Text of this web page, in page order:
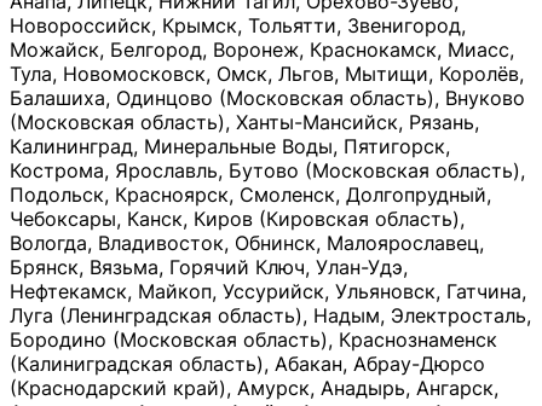
Новороссийск, Крымск, Тольятти, Звенигород,
Можайск, Белгород, Воронеж, Краснокамск, Миасс,
Тула, Новомосковск, Омск, Льгов, Мытищи, Королёв,
Балашиха, Одинцово (Московская область), Внуково
(Московская область), Ханты-Мансийск, Рязань,
Калининград, Минеральные Воды, Пятигорск,
Кострома, Ярославль, Бутово (Московская область),
Подольск, Красноярск, Смоленск, Долгопрудный,
Чебоксары, Канск, Киров (Кировская область),
Вологда, Владивосток, Обнинск, Малоярославец,
Брянск, Вязьма, Горячий Ключ, Улан-Удэ,
Нефтекамск, Майкоп, Уссурийск, Ульяновск, Гатчина,
Луга (Ленинградская область), Надым, Электросталь,
Бородино (Московская область), Краснознаменск
(Калиниградская область), Абакан, Абрау-Дюрсо
(Краснодарский край), Амурск, Анадырь, Ангарск,